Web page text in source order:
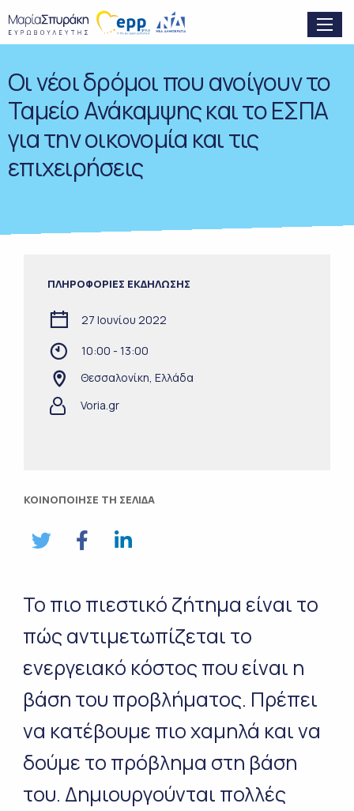
Οι νέοι δρόμοι που ανοίγουν το
Ταμείο Ανάκαμψης και το ΕΣΠΑ
για την οικονομία και τις
επιχειρήσεις
Το πιο πιεστικό ζήτημα είναι το
πώς αντιμετωπίζεται το
ενεργειακό κόστος που είναι η
βάση του προβλήματος. Πρέπει
να κατέβουμε πιο χαμηλά και να
δούμε το πρόβλημα στη βάση
του. Δημιουργούνται πολλές
ΠΛΗΡΟΦΟΡΙΕΣ ΕΚΔΗΛΩΣΗΣ
27 Ιουνίου 2022
10:00 - 13:00
Θεσσαλονίκη, Ελλάδα
Voria.gr
ΚΟΙΝΟΠΟΙΗΣΕ ΤΗ ΣΕΛΙΔΑ